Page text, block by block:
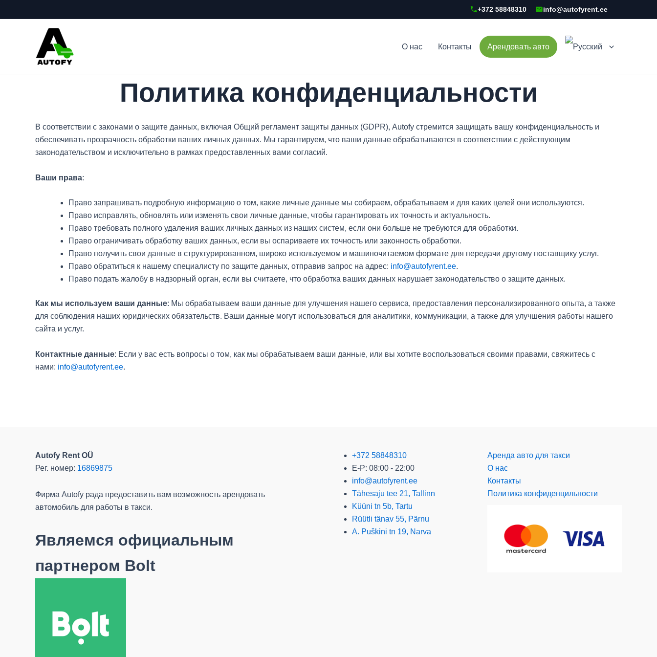
к
содержимому
+372 58848310 info@autofyrent.ee
О нас Контакты Арендовать авто
Политика конфиденциальности
В соответствии с законами о защите данных, включая Общий регламент защиты данных (GDPR), Autofy стремится защищать вашу конфиденциальность и
обеспечивать прозрачность обработки ваших личных данных. Мы гарантируем, что ваши данные обрабатываются в соответствии с действующим
законодательством и исключительно в рамках предоставленных вами согласий.
Ваши права:
Право запрашивать подробную информацию о том, какие личные данные мы собираем, обрабатываем и для каких целей они используются.
Право исправлять, обновлять или изменять свои личные данные, чтобы гарантировать их точность и актуальность.
Право требовать полного удаления ваших личных данных из наших систем, если они больше не требуются для обработки.
Право ограничивать обработку ваших данных, если вы оспариваете их точность или законность обработки.
Право получить свои данные в структурированном, широко используемом и машиночитаемом формате для передачи другому поставщику услуг.
Право обратиться к нашему специалисту по защите данных, отправив запрос на адрес: info@autofyrent.ee.
Право подать жалобу в надзорный орган, если вы считаете, что обработка ваших данных нарушает законодательство о защите данных.
Как мы используем ваши данные: Мы обрабатываем ваши данные для улучшения нашего сервиса, предоставления персонализированного опыта, а также
для соблюдения наших юридических обязательств. Ваши данные могут использоваться для аналитики, коммуникации, а также для улучшения работы нашего
сайта и услуг.
Контактные данные: Если у вас есть вопросы о том, как мы обрабатываем ваши данные, или вы хотите воспользоваться своими правами, свяжитесь с
нами: info@autofyrent.ee.
Autofy Rent OÜ
Рег. номер: 16869875
Фирма Autofy рада предоставить вам возможность арендовать
автомобиль для работы в такси.
Являемся официальным
партнером Bolt
+372 58848310
E-P: 08:00 - 22:00
info@autofyrent.ee
Tähesaju tee 21, Tallinn
Küüni tn 5b, Tartu
Rüütli tänav 55, Pärnu
A. Puškini tn 19, Narva
Аренда авто для такси
О нас
Контакты
Политика конфиденцильности